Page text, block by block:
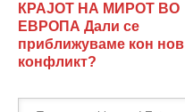
КРАЈОТ НА МИРОТ ВО
ЕВРОПА Дали се
приближуваме кон нов
конфликт?